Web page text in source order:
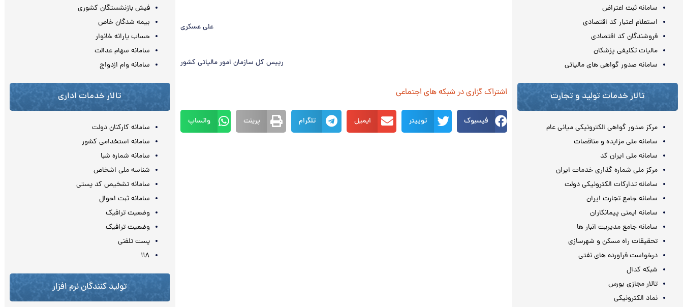
سامانه ثبت اعتراض
استعلام اعتبار کد اقتصادی
فروشندگان کد اقتصادی
مالیات تکلیفی پزشکان
سامانه صدور گواهی های مالیاتی
تالار خدمات تولید و تجارت
مرکز صدور گواهی الکترونیکی میانی عام
سامانه ملی مزایده و مناقصات
سامانه ملی ایران کد
مرکز ملی شماره گذاری خدمات ایران
سامانه تدارکات الکترونیکی دولت
سامانه جامع تجارت ایران
سامانه ایمنی پیمانکاران
سامانه جامع مدیریت انبار ها
تحقیقات راه مسکن و شهرسازی
درخواست فرآورده های نفتی
شبکه کدال
تالار مجازی بورس
نماد الکترونیکی
علی عسکری
رییس کل سازمان امور مالیاتی کشور
اشتراک گزاری در شبکه های اجتماعی
فیسبوک توییتر ایمیل تلگرام پرینت واتساپ
فیش بازنشستگان کشوری
بیمه شدگان خاص
حساب یارانه خانوار
سامانه سهام عدالت
سامانه وام ازدواج
تالار خدمات اداری
سامانه کارکنان دولت
سامانه استخدامی کشور
سامانه شماره شبا
شناسه ملی اشخاص
سامانه تشخیص کد پستی
سامانه ثبت احوال
وضعیت ترافیک
وضعیت ترافیک
پست تلفنی
۱۱۸
تولید کنندگان نرم افزار